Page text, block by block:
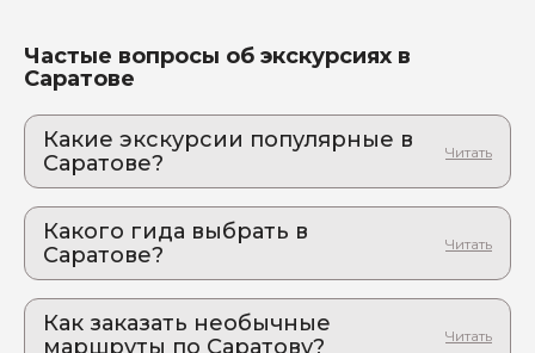
Частые вопросы об экскурсиях в
Саратове
Какие экскурсии популярные в
Саратове?
Волга покажет характер — а вы покажете
класс!
Подарите другу впечатление, а не очередную
кружку
2. Уникальная гастроэкскурсия по Саду
Неправильных скульптур Юрия Карамзина
Какого гида выбрать в
Саратове?
2. Максим.К 809
Как заказать необычные
маршруты по Саратову?